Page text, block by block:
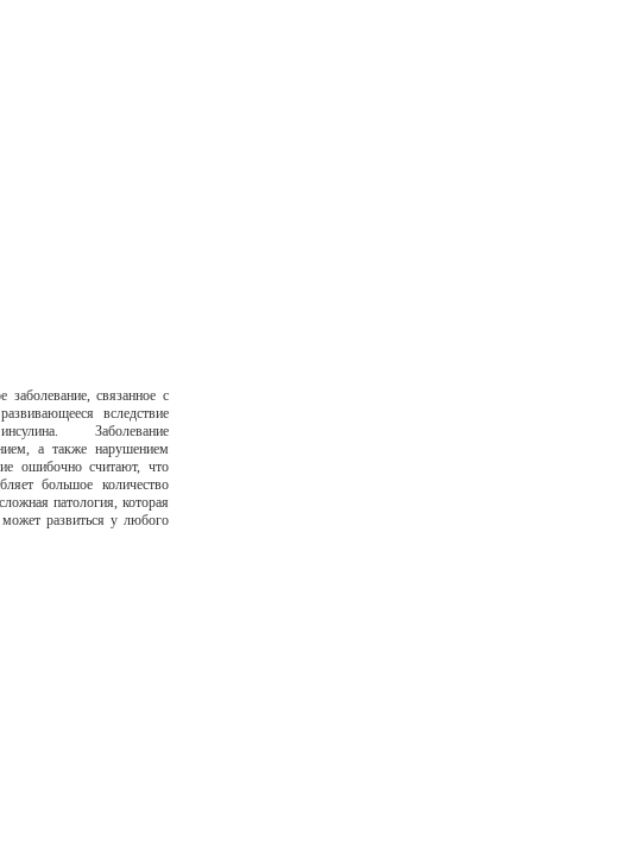
заболевание, связанное с
вследствие
Заболевание
а также нарушением
ошибочно считают, что
большое количество
патология, которая
развиться у любого